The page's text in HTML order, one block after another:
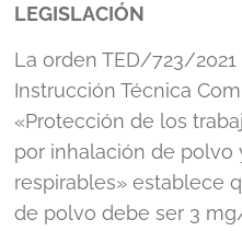
LEGISLACIÓN
La orden TED/723/
Instrucción Técnica
«Protección de los
por inhalación de polvo
respirables» establece
de polvo debe ser 3